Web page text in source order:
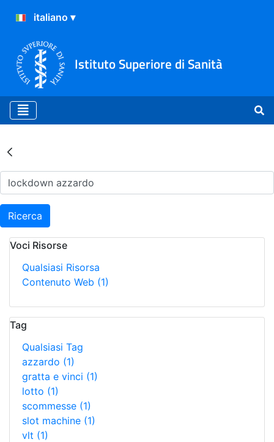
Istituto Superiore di Sanità
Risultati della Ricerca -
Ricerca
Voci Risorse
Qualsiasi Risorsa
Contenuto Web (1)
Tag
Qualsiasi Tag
azzardo (1)
gratta e vinci (1)
lotto (1)
scommesse (1)
slot machine (1)
vlt (1)